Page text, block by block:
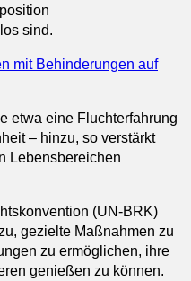
sind.
mit Behinderungen auf
etwa eine Fluchterfahrung
– hinzu, so verstärkt
Lebensbereichen
(UN-BRK)
gezielte Maßnahmen zu
zu ermöglichen, ihre
genießen zu können.